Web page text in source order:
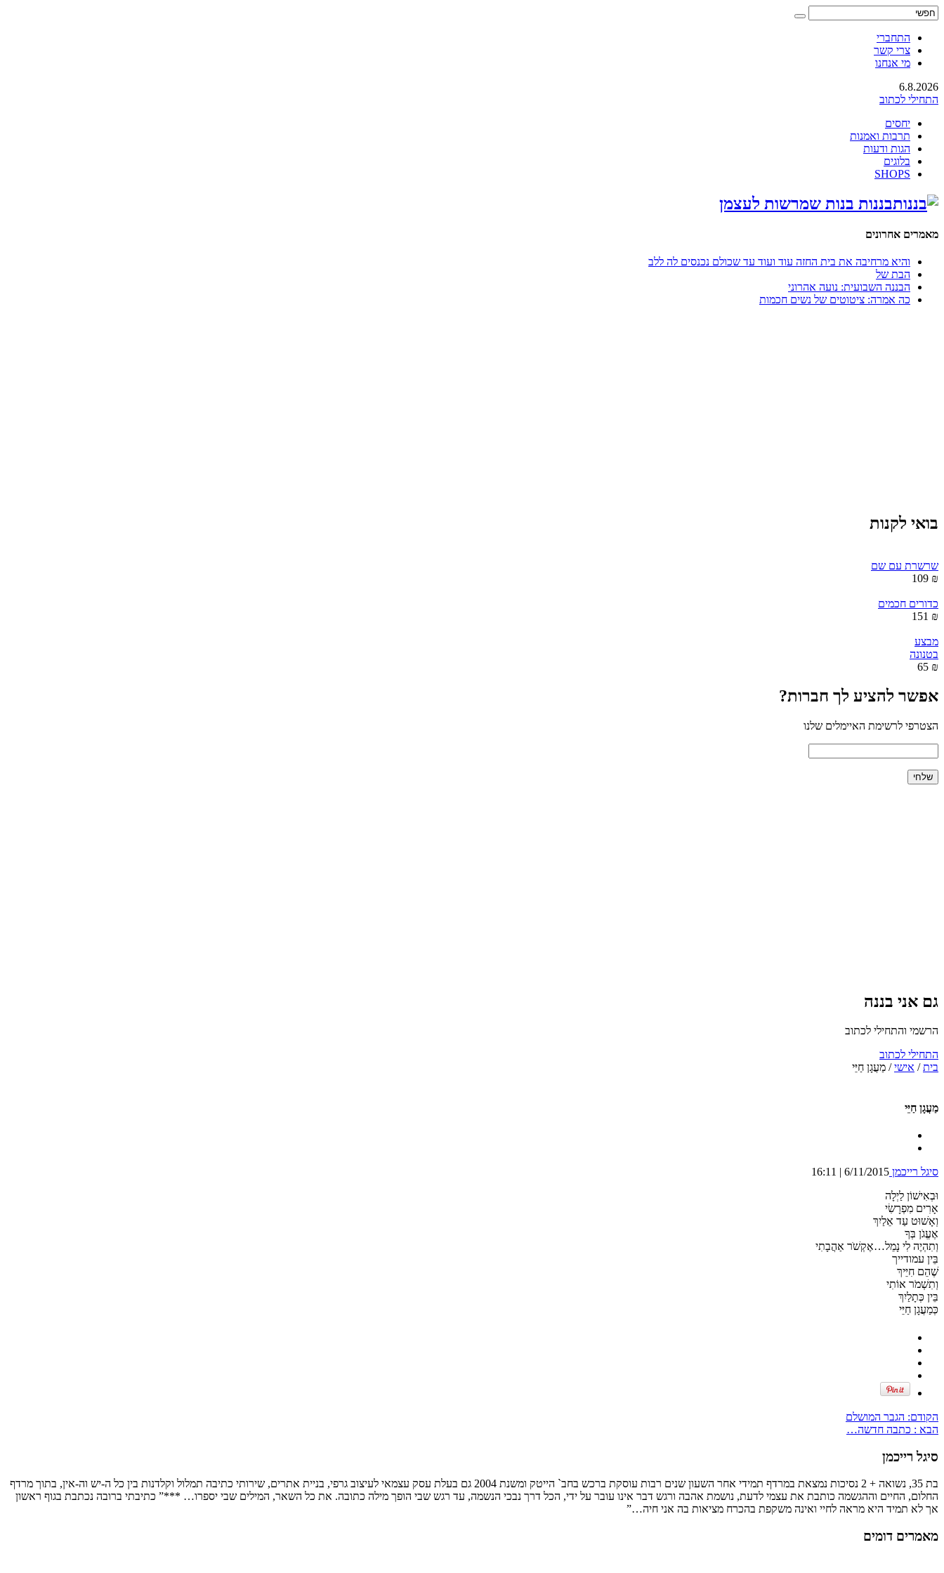
התחברי
צרי קשר
מי אנחנו
6.8.2026
התחילי לכתוב
יחסים
תרבות ואמנות
הגות ודעות
בלוגים
SHOPS
בננות בנות שמרשות לעצמן
מאמרים אחרונים
והיא מרחיבה את בית החזה עוד ועוד עד שכולם נכנסים לה ללב
הבת של
הבננה השבועית: נועה אהרוני
כה אמרה: ציטוטים של נשים חכמות
בואי לקנות
שרשרת עם שם
₪ 109
כדורים חכמים
₪ 151
מבצע
בטנונה
₪ 65
אפשר להציע לך חברות?
הצטרפי לרשימת האיימלים שלנו
גם אני בננה
הרשמי והתחילי לכתוב
התחילי לכתוב
בית/ אישי/ מַעֲגָן חַיֵּי
מַעֲגָן חַיֵּי
סיגל רייכמן 6/11/2015 | 16:11
וּבְאִישׁוֹן לַיְלָה
אָרִים מִפְרָשִׂי
וְאָשׁוּט עַד אֵלַיִךְ
אֶעֱגֹן בְּךָ
וְתִהְיֶה לִי נָמֵל…אֶקְשֹׁר אַהֲבָתִי
בֵּין עמודייך
שֶׁהֵם חִיֵּיךְ
וְתִשְׁמֹר אוֹתִי
בֵּין כְּתָלַיִךְ
כְּמַעֲגָן חַיֵּי
הקודם: הגבר המושלם
הבא : כתבה חדשה…
סיגל רייכמן
בת 35, נשואה + 2 נסיכות נמצאת במרדף תמידי אחר השעון שנים רבות עוסקת ברכש בחב` הייטק ומשנת 2004 גם בעלת עסק עצמאי לעיצוב גרפי, בניית אתרים, שירותי כתיבה תמלול וקלדנות בין כל ה-יש וה-אין, בתוך מרדף
החלום, החיים וההגשמה כותבת את עצמי לדעת, נושמת אהבה ורגש דבר אינו עובר על ידי, הכל דרך נבכי הנשמה, עד רגש שבי הופך מילה כתובה. את כל השאר, המילים שבי יספרו… ***” כתיבתי ברובה נכתבת בגוף ראשון
אך לא תמיד היא מראה לחיי ואינה משקפת בהכרח מציאות בה אני חיה…”
מאמרים דומים